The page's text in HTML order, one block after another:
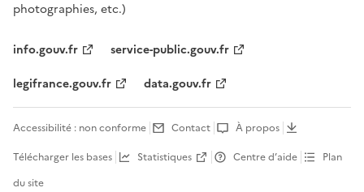
photographies, etc.)
info.gouv.fr
service-public.gouv.fr
legifrance.gouv.fr
data.gouv.fr
Accessibilité : non conforme Contact
À propos
Télécharger les bases
Statistiques Centre d’aide
Plan
du site